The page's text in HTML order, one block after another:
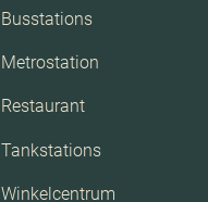
Busstations
Metrostation
Restaurant
Tankstations
Winkelcentrum